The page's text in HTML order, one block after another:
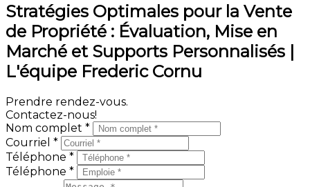
Stratégies Optimales pour la Vente
de Propriété : Évaluation, Mise en
Marché et Supports Personnalisés |
L'équipe Frederic Cornu
Prendre rendez-vous.
Contactez-nous!
Nom complet *
Courriel *
Téléphone *
Téléphone *